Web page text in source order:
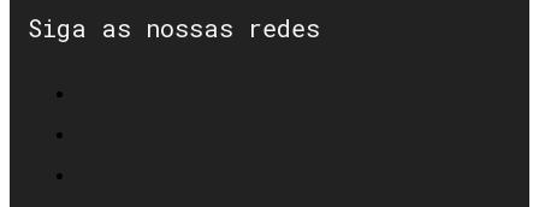
Siga as nossas redes